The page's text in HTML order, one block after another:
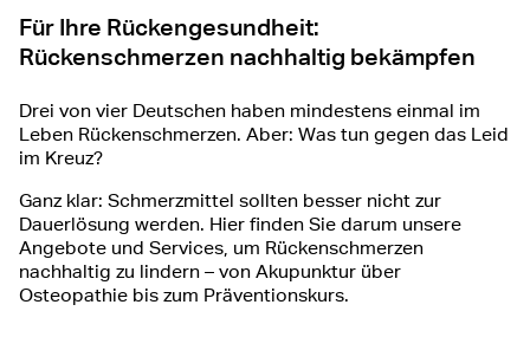
Für Ihre Rückengesundheit:
Rückenschmerzen nachhaltig bekämpfen
Drei von vier Deutschen haben mindestens einmal im
Leben Rückenschmerzen. Aber: Was tun gegen das Leid
im Kreuz?
Ganz klar: Schmerzmittel sollten besser nicht zur
Dauerlösung werden. Hier finden Sie darum unsere
Angebote und Services, um Rückenschmerzen
nachhaltig zu lindern – von Akupunktur über
Osteopathie bis zum Präventionskurs.